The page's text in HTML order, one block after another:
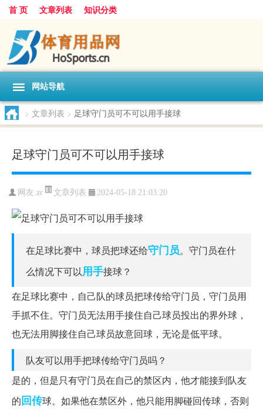
首 页 文章列表 知识分类
网站导航
> 文章列表 > 足球守门员可不可以用手接球
足球守门员可不可以用手接球
网友:zr 文章列表 2024-05-18 21:03:20
在足球比赛中，球员把球还给守门员。守门员在什
么情况下可以用手接球？
在足球比赛中，自己队的球员把球传给守门员，守门员用
手抓不住。守门员无法用手接住自己球员投出的界外球，
也无法用脚接住自己球员故意回球，无论是低平球。
队友可以用手把球传给守门员吗？
是的，但是只有守门员在自己的禁区内，他才能接到队友
的回传球。如果他在禁区外，他只能用脚碰回传球，否则